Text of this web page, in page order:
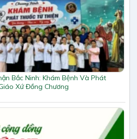
Bắc Ninh: Khám Bệnh Và Phát
Xứ Đồng Chương